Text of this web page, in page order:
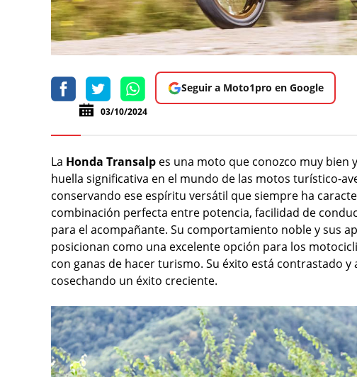
Seguir a Moto1pro en Google
03/10/2024
La Honda Transalp es una moto que conozco muy bien
huella significativa en el mundo de las motos turístico-
conservando ese espíritu versátil que siempre ha
combinación perfecta entre potencia, facilidad de
para el acompañante. Su comportamiento noble y sus
posicionan como una excelente opción para los
con ganas de hacer turismo. Su éxito está contrastado
cosechando un éxito creciente.